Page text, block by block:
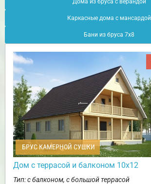
Каркасные дома с мансардой
Бани из бруса 7х8
БРУС КАМЕРНОЙ СУШКИ
Дом с террасой и балконом 10х12
Тип: с балконом, с большой террасой